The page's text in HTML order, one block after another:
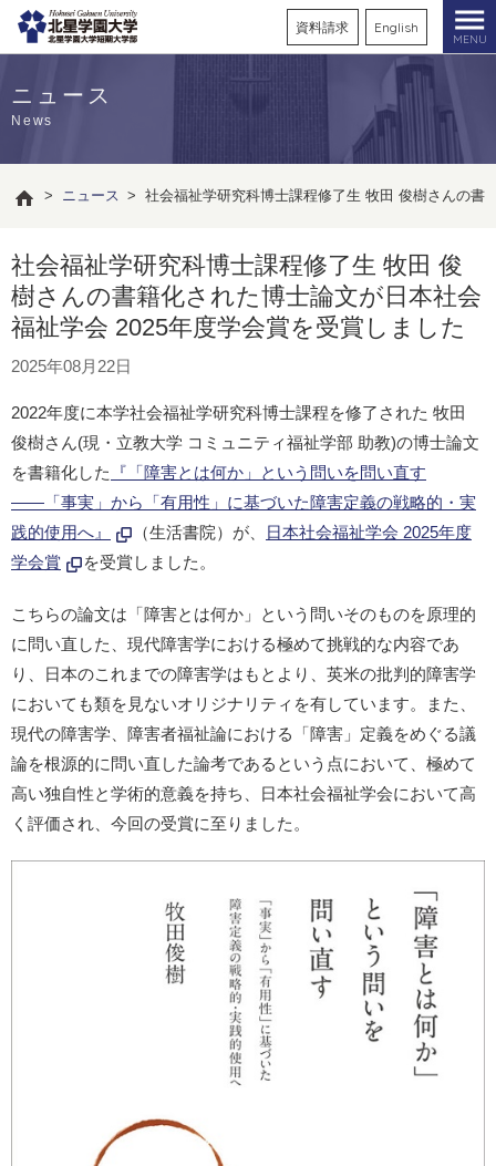
資料請求 English
MENU
ニュース
News
> ニュース > 社会福祉学研究科博士課程修了生 牧田 俊樹さんの書
社会福祉学研究科博士課程修了生 牧田 俊
樹さんの書籍化された博士論文が日本社会
福祉学会 2025年度学会賞を受賞しました
2025年08月22日
2022年度に本学社会福祉学研究科博士課程を修了された 牧田
俊樹さん(現・立教大学 コミュニティ福祉学部 助教)の博士論文
を書籍化した
『「障害とは何か」という問いを問い直す
――「事実」から「有用性」に基づいた障害定義の戦略的・実
践的使用へ』
（生活書院）が、
日本社会福祉学会 2025年度
学会賞
を受賞しました。
こちらの論文は「障害とは何か」という問いそのものを原理的
に問い直した、現代障害学における極めて挑戦的な内容であ
り、日本のこれまでの障害学はもとより、英米の批判的障害学
においても類を見ないオリジナリティを有しています。また、
現代の障害学、障害者福祉論における「障害」定義をめぐる議
論を根源的に問い直した論考であるという点において、極めて
高い独自性と学術的意義を持ち、日本社会福祉学会において高
く評価され、今回の受賞に至りました。